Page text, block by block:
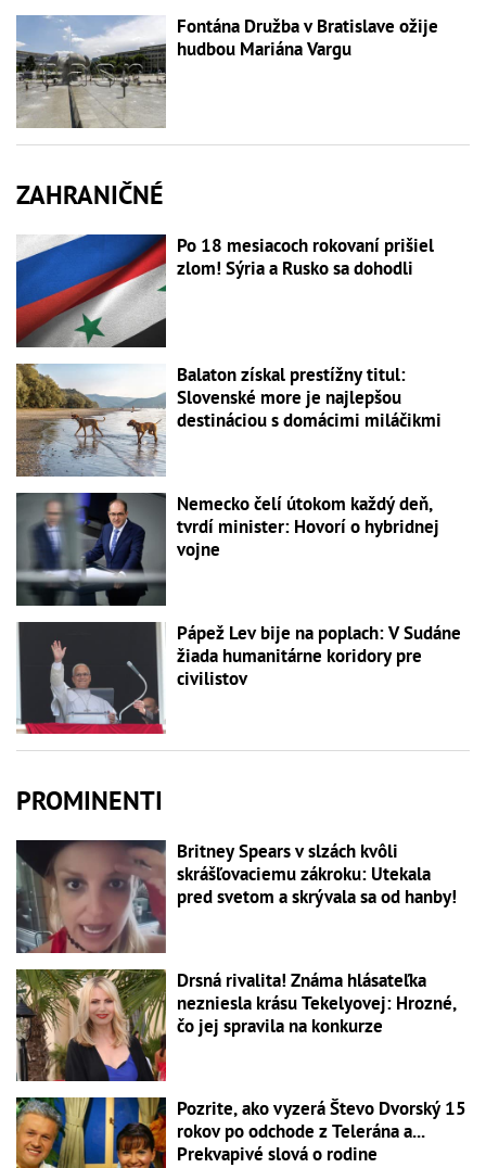
Fontána Družba v Bratislave ožije
hudbou Mariána Vargu
ZAHRANIČNÉ
Po 18 mesiacoch rokovaní prišiel
zlom! Sýria a Rusko sa dohodli
Balaton získal prestížny titul:
Slovenské more je najlepšou
destináciou s domácimi miláčikmi
Nemecko čelí útokom každý deň,
tvrdí minister: Hovorí o hybridnej
vojne
Pápež Lev bije na poplach: V Sudáne
žiada humanitárne koridory pre
civilistov
PROMINENTI
Britney Spears v slzách kvôli
skrášľovaciemu zákroku: Utekala
pred svetom a skrývala sa od hanby!
Drsná rivalita! Známa hlásateľka
nezniesla krásu Tekelyovej: Hrozné,
čo jej spravila na konkurze
Pozrite, ako vyzerá Števo Dvorský 15
rokov po odchode z Telerána a...
Prekvapivé slová o rodine